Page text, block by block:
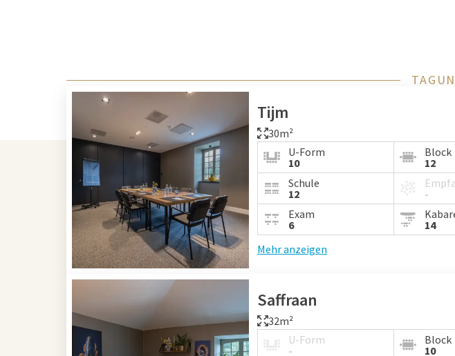
Tijm
30m²
U-Form
10
Block
12
Schule
12
-
Exam
6
14
Mehr anzeigen
Saffraan
32m²
U-Form
-
Block
10